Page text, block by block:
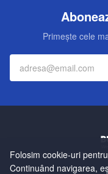
Primește cele
ContactEchipa
Folosim cookie-uri
Continuând navigarea,